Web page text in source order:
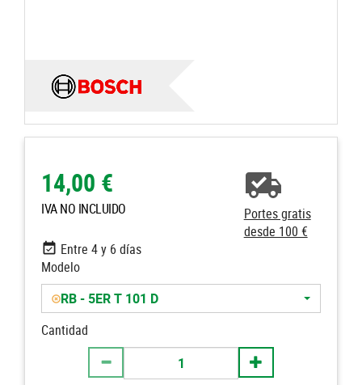
14,00 €
IVA NO INCLUIDO
Portes gratis
desde 100 €
Entre 4 y 6 días
Modelo
RB - 5ER T 101 D
Cantidad